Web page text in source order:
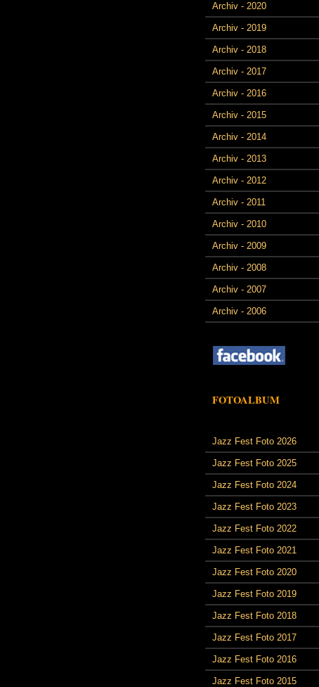
Archiv - 2020
Archiv - 2019
Archiv - 2018
Archiv - 2017
Archiv - 2016
Archiv - 2015
Archiv - 2014
Archiv - 2013
Archiv - 2012
Archiv - 2011
Archiv - 2010
Archiv - 2009
Archiv - 2008
Archiv - 2007
Archiv - 2006
FOTOALBUM
Jazz Fest Foto 2026
Jazz Fest Foto 2025
Jazz Fest Foto 2024
Jazz Fest Foto 2023
Jazz Fest Foto 2022
Jazz Fest Foto 2021
Jazz Fest Foto 2020
Jazz Fest Foto 2019
Jazz Fest Foto 2018
Jazz Fest Foto 2017
Jazz Fest Foto 2016
Jazz Fest Foto 2015